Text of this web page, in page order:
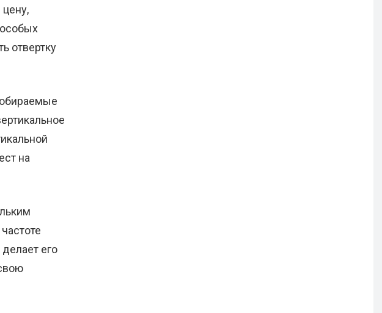
отвертку
на
его